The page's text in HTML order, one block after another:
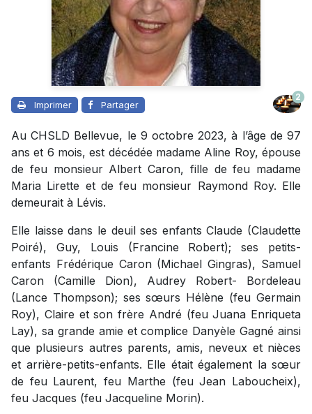
Imprimer Partager
2
Au CHSLD Bellevue, le 9 octobre 2023, à l’âge de 97
ans et 6 mois, est décédée madame Aline Roy, épouse
de feu monsieur Albert Caron, fille de feu madame
Maria Lirette et de feu monsieur Raymond Roy. Elle
demeurait à Lévis.
Elle laisse dans le deuil ses enfants Claude (Claudette
Poiré), Guy, Louis (Francine Robert); ses petits-
enfants Frédérique Caron (Michael Gingras), Samuel
Caron (Camille Dion), Audrey Robert- Bordeleau
(Lance Thompson); ses sœurs Hélène (feu Germain
Roy), Claire et son frère André (feu Juana Enriqueta
Lay), sa grande amie et complice Danyèle Gagné ainsi
que plusieurs autres parents, amis, neveux et nièces
et arrière-petits-enfants. Elle était également la sœur
de feu Laurent, feu Marthe (feu Jean Laboucheix),
feu Jacques (feu Jacqueline Morin).